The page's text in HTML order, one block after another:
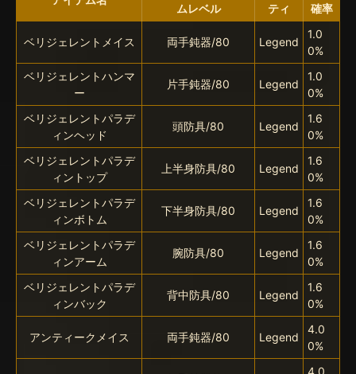
ムレベル
ティ
確率
ベリジェレントメイス 両手鈍器/80 Legend
1.0
0%
ベリジェレントハンマ
ー
片手鈍器/80 Legend
1.0
0%
ベリジェレントパラデ
ィンヘッド
頭防具/80 Legend
1.6
0%
ベリジェレントパラデ
ィントップ
上半身防具/80 Legend
1.6
0%
ベリジェレントパラデ
ィンボトム
下半身防具/80 Legend
1.6
0%
ベリジェレントパラデ
ィンアーム
腕防具/80 Legend
1.6
0%
ベリジェレントパラデ
ィンバック
背中防具/80 Legend
1.6
0%
アンティークメイス 両手鈍器/80 Legend
4.0
0%